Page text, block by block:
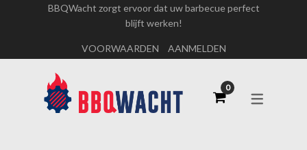
OVER ONS
WERKEN BIJ BBQWACHT
BBQWacht zorgt ervoor dat uw barbecue perfect
blijft werken!
VOORWAARDEN AANMELDEN